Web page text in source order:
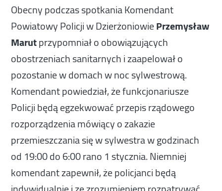
Obecny podczas spotkania Komendant
Powiatowy Policji w DzierżoniowiePrzemysław
Marutprzypomniał o obowiązujących
obostrzeniach sanitarnych i zaapelował o
pozostanie w domach w noc sylwestrową.
Komendant powiedział, że funkcjonariusze
Policji będą egzekwować przepis rządowego
rozporządzenia mówiący o zakazie
przemieszczania się w sylwestra w godzinach
od 19:00 do 6:00 rano 1 stycznia. Niemniej
komendant zapewnił, że policjanci będą